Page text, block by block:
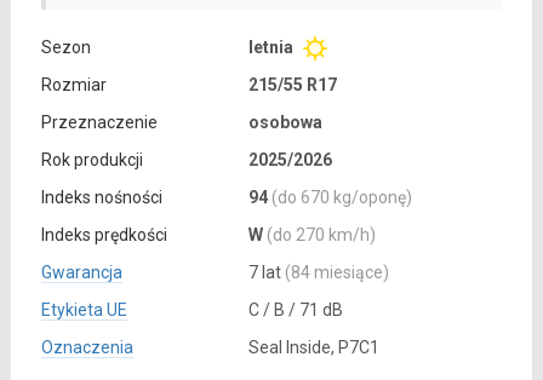
Sezon
letnia
Rozmiar
215/55 R17
Przeznaczenie
osobowa
Rok produkcji
2025/2026
Indeks nośności
94 (do 670 kg/oponę)
Indeks prędkości
W (do 270 km/h)
Gwarancja
7 lat (84 miesiące)
Etykieta UE
C / B / 71 dB
Oznaczenia
Seal Inside, P7C1